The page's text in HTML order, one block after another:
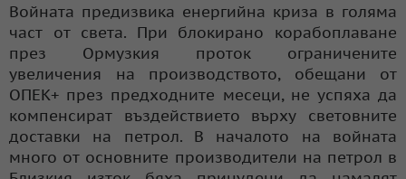
Войната предизвика енергийна криза в голяма
част от света. При блокирано корабоплаване
през Ормузкия проток ограничените
увеличения на производството, обещани от
ОПЕК+ през предходните месеци, не успяха да
компенсират въздействието върху световните
доставки на петрол. В началото на войната
много от основните производители на петрол в